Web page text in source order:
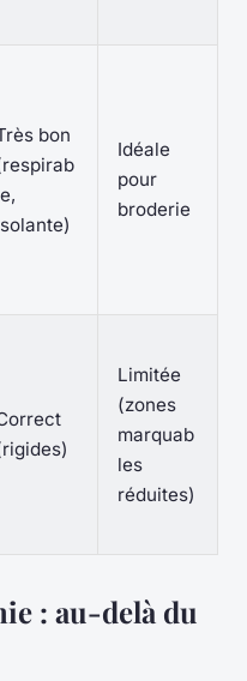
bon
Idéale
pour
broderie
Limitée
(zones
marquab
les
réduites)
: au-delà du